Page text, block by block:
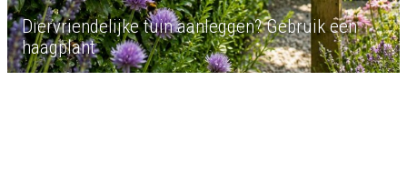
Diervriendelijke tuin aanleggen? Gebruik een
haagplant